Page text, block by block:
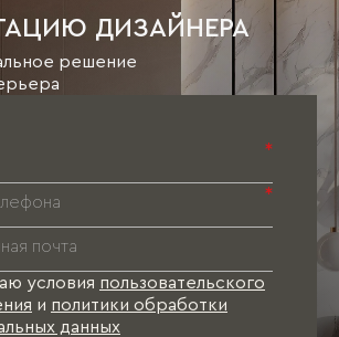
ДИЗАЙНЕРА
решение
*
*
условия пользовательского
и политики обработки
данных